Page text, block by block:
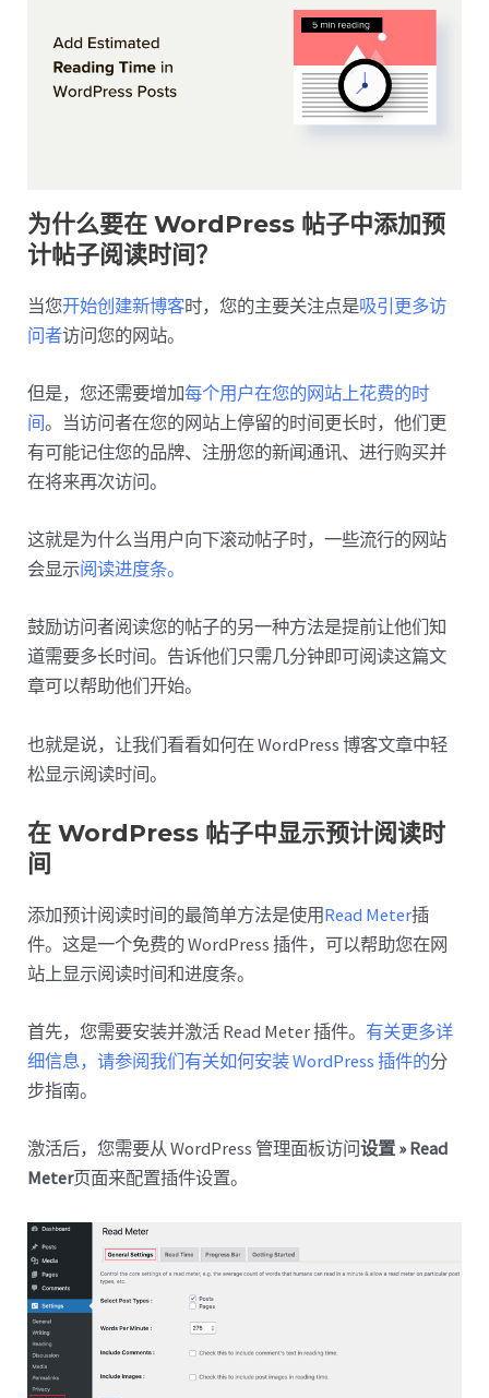
为什么要在 WordPress 帖子中添加预
计帖子阅读时间？
当您开始创建新博客时，您的主要关注点是吸引更多访
问者访问您的网站。
但是，您还需要增加每个用户在您的网站上花费的时
间。当访问者在您的网站上停留的时间更长时，他们更
有可能记住您的品牌、注册您的新闻通讯、进行购买并
在将来再次访问。
这就是为什么当用户向下滚动帖子时，一些流行的网站
会显示阅读进度条。
鼓励访问者阅读您的帖子的另一种方法是提前让他们知
道需要多长时间。告诉他们只需几分钟即可阅读这篇文
章可以帮助他们开始。
也就是说，让我们看看如何在 WordPress 博客文章中轻
松显示阅读时间。
在 WordPress 帖子中显示预计阅读时
间
添加预计阅读时间的最简单方法是使用Read Meter插
件。这是一个免费的 WordPress 插件，可以帮助您在网
站上显示阅读时间和进度条。
首先，您需要安装并激活 Read Meter 插件。 有关更多详
细信息，请参阅我们有关如何安装 WordPress 插件的分
步指南。
激活后，您需要从 WordPress 管理面板访问设置 » Read
Meter页面来配置插件设置。